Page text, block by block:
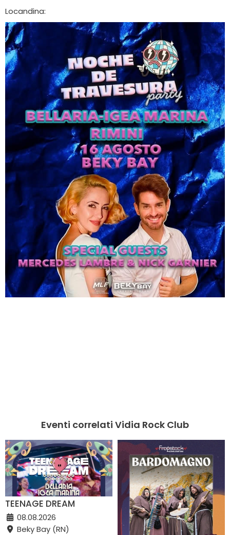
Locandina:
Eventi correlati Vidia Rock Club
TEENAGE DREAM
08.08.2026
Beky Bay (RN)